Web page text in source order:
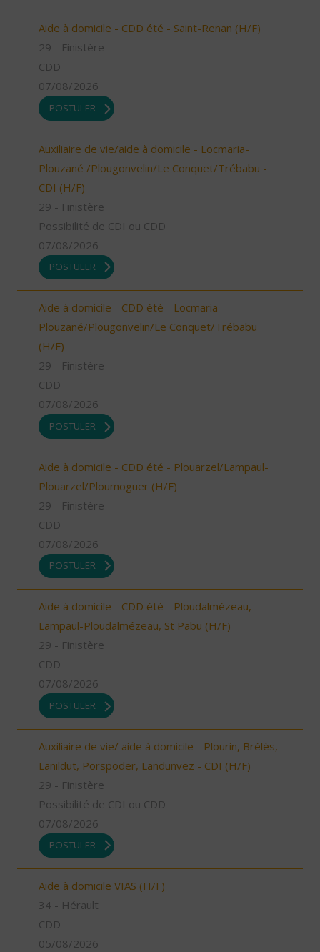
Aide à domicile - CDD été - Saint-Renan (H/F)
29 - Finistère
CDD
07/08/2026
POSTULER
Auxiliaire de vie/aide à domicile - Locmaria-
Plouzané /Plougonvelin/Le Conquet/Trébabu -
CDI (H/F)
29 - Finistère
Possibilité de CDI ou CDD
07/08/2026
POSTULER
Aide à domicile - CDD été - Locmaria-
Plouzané/Plougonvelin/Le Conquet/Trébabu
(H/F)
29 - Finistère
CDD
07/08/2026
POSTULER
Aide à domicile - CDD été - Plouarzel/Lampaul-
Plouarzel/Ploumoguer (H/F)
29 - Finistère
CDD
07/08/2026
POSTULER
Aide à domicile - CDD été - Ploudalmézeau,
Lampaul-Ploudalmézeau, St Pabu (H/F)
29 - Finistère
CDD
07/08/2026
POSTULER
Auxiliaire de vie/ aide à domicile - Plourin, Brélès,
Lanildut, Porspoder, Landunvez - CDI (H/F)
29 - Finistère
Possibilité de CDI ou CDD
07/08/2026
POSTULER
Aide à domicile VIAS (H/F)
34 - Hérault
CDD
05/08/2026